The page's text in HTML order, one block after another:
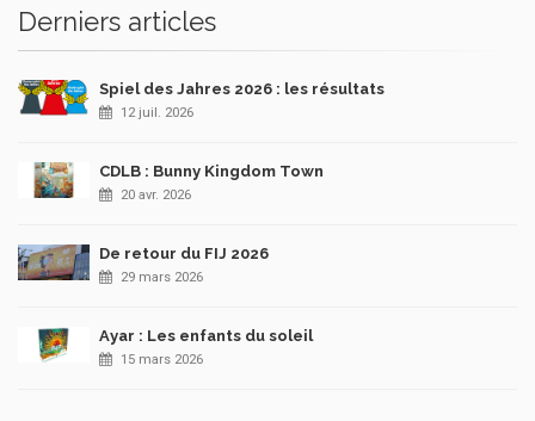
Derniers articles
Spiel des Jahres 2026 : les résultats
12 juil. 2026
CDLB : Bunny Kingdom Town
20 avr. 2026
De retour du FIJ 2026
29 mars 2026
Ayar : Les enfants du soleil
15 mars 2026